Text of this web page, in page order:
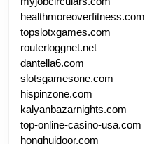
healthmoreoverfitness.com
topslotxgames.com
routerloggnet.net
dantella6.com
slotsgamesone.com
hispinzone.com
kalyanbazarnights.com
top-online-casino-usa.com
honghuidoor.com